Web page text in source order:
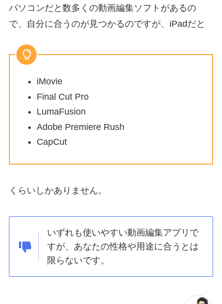
パソコンだと数多くの動画編集ソフトがあるの
で、自分に合うのが見つかるのですが、iPadだと
iMovie
Final Cut Pro
LumaFusion
Adobe Premiere Rush
CapCut
くらいしかありません。
いずれも使いやすい動画編集アプリで
すが、 あなたの性格や用途に合うとは
限らないです。